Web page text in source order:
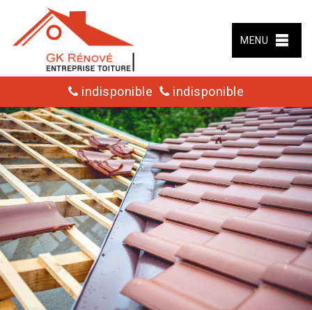
MENU
indisponible indisponible